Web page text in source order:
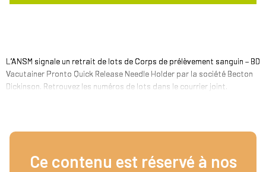
L’ANSM signale un retrait de lots de Corps de prélèvement sanguin – BD
Vacutainer Pronto Quick Release Needle Holder par la société Becton
Dickinson. Retrouvez les numéros de lots dans le courrier joint.
Ce contenu est réservé à nos